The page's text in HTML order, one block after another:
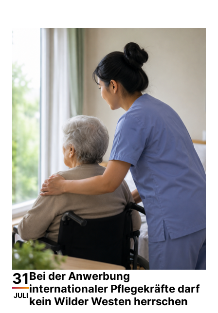
31
JULI
Bei der Anwerbung
internationaler Pflegekräfte darf
kein Wilder Westen herrschen